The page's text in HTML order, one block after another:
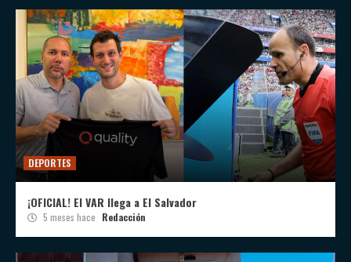
DEPORTES
¡OFICIAL! El VAR llega a El Salvador
5 meses hace Redacción